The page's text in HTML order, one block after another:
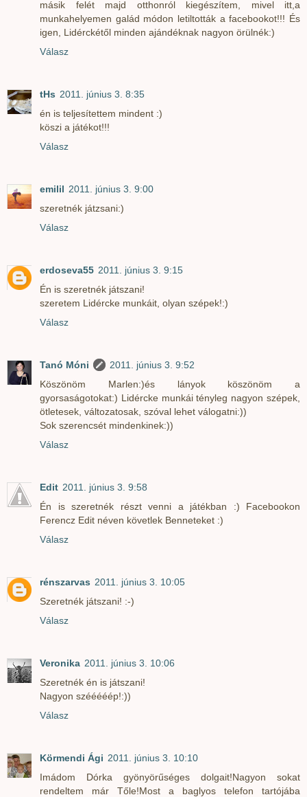
másik felét majd otthonról kiegészítem, mivel itt,a
munkahelyemen galád módon letiltották a facebookot!!! És
igen, Lidérckétől minden ajándéknak nagyon örülnék:)
Válasz
tHs 2011. június 3. 8:35
én is teljesítettem mindent :)
köszi a játékot!!!
Válasz
emilil 2011. június 3. 9:00
szeretnék játzsani:)
Válasz
erdoseva55 2011. június 3. 9:15
Én is szeretnék játszani!
szeretem Lidércke munkáit, olyan szépek!:)
Válasz
Tanó Móni
2011. június 3. 9:52
Köszönöm Marlen:)és lányok köszönöm a
gyorsaságotokat:) Lidércke munkái tényleg nagyon szépek,
ötletesek, változatosak, szóval lehet válogatni:))
Sok szerencsét mindenkinek:))
Válasz
Edit 2011. június 3. 9:58
Én is szeretnék részt venni a játékban :) Facebookon
Ferencz Edit néven követlek Benneteket :)
Válasz
rénszarvas 2011. június 3. 10:05
Szeretnék játszani! :-)
Válasz
Veronika 2011. június 3. 10:06
Szeretnék én is játszani!
Nagyon szééééép!:))
Válasz
Körmendi Ági 2011. június 3. 10:10
Imádom Dórka gyönyörűséges dolgait!Nagyon sokat
rendeltem már Tőle!Most a baglyos telefon tartójába